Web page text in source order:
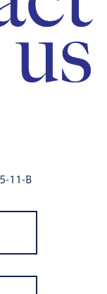
11-B